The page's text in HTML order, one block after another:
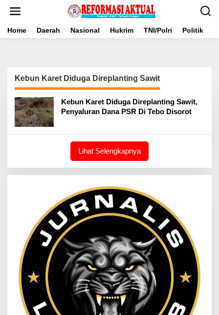
Home Daerah Nasional Hukrim TNI/Polri Politik
Kebun Karet Diduga Direplanting Sawit
Kebun Karet Diduga Direplanting Sawit,
Penyaluran Dana PSR Di Tebo Disorot
Lihat Selengkapnya